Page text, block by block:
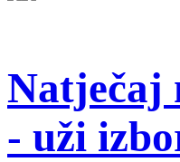
Natječaj
- uži